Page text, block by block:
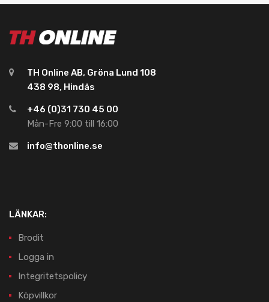
TH Online AB, Gröna Lund 108
438 98, Hindås
+46 (0)31 730 45 00
Mån-Fre 9:00 till 16:00
info@thonline.se
LÄNKAR:
Brodit
Logga in
Integritetspolicy
Köpvillkor